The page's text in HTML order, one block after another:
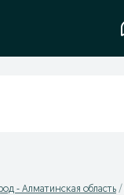
- Алматинская область